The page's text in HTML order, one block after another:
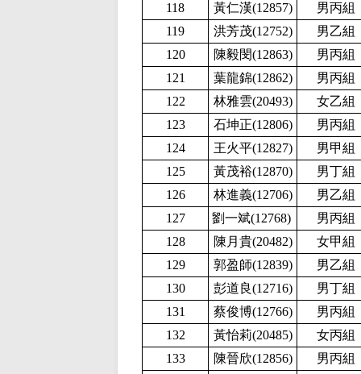
118
黃仁漢(12857)
男丙組
119
洪芳茂(12752)
男乙組
120
陳毅閔(12863)
男丙組
121
葉龍錦(12862)
男丙組
122
林雅雲(20493)
女乙組
123
石坤正(12806)
男丙組
124
王火平(12827)
男甲組
125
黃茂裕(12870)
男丁組
126
林進義(12706)
男乙組
127
劉一斌(12768)
男丙組
128
陳月貴(20482)
女甲組
129
郭盈師(12839)
男乙組
130
彭道良(12716)
男丁組
131
蔡俊博(12766)
男丙組
132
黃怡莉(20485)
女丙組
133
陳晉欣(12856)
男丙組